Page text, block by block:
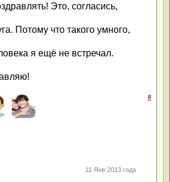
Это, согласись,
Потому что такого умного,
я ещё не встречал.
#
11 Янв 2013 года